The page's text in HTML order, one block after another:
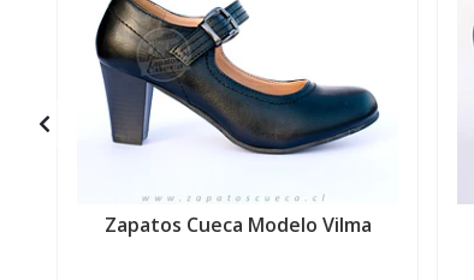
Zapatos Cueca Modelo Vilma